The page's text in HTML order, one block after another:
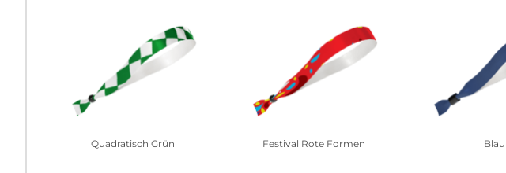
Quadratisch Grün Festival Rote Formen Blau